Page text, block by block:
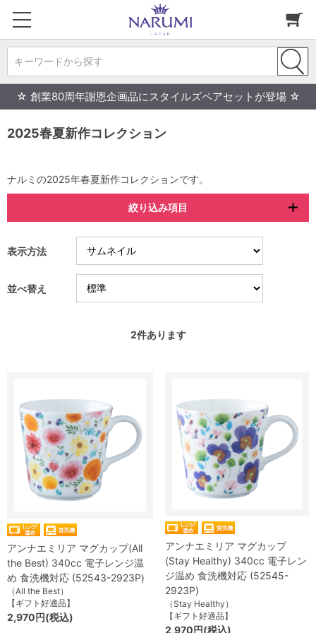
キーワードから探す
☆ 創業80周年謝恩企画品にスタイルズペアセットが登場 ☆
2025春夏新作コレクション
ナルミの2025年春夏新作コレクションです。
絞り込み項目
表示方法
並べ替え
2件あります
アンナエミリア マグカップ(All
the Best) 340cc 電子レンジ温
め 食洗機対応 (52543-2923P)
（All the Best）
【ギフト好適品】
2,970円(税込)
アンナエミリア マグカップ
(Stay Healthy) 340cc 電子レン
ジ温め 食洗機対応 (52545-
2923P)
（Stay Healthy）
【ギフト好適品】
2,970円(税込)